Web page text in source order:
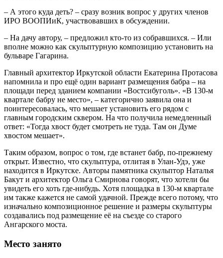
– А этого куда деть? – сразу возник вопрос у других членов
ИРО ВООПИиК, участвовавших в обсуждении.
– На дачу автору, – предложил кто-то из собравшихся. – Или
вполне можно как скульптурную композицию установить на
бульваре Гагарина.
Главный архитектор Иркутской области Екатерина Протасова
напомнила и про ещё один вариант размещения бабра – на
площади перед зданием компании «Востсибуголь». «В 130-м
квартале бабру не место», – категорично заявила она и
поинтересовалась, что мешает установить его рядом с
главным городским сквером. На что получила немедленный
ответ: «Тогда хвост будет смотреть не туда. Там он Думе
хвостом мешает».
Таким образом, вопрос о том, где встанет бабр, по-прежнему
открыт. Известно, что скульптура, отлитая в Улан-Удэ, уже
находится в Иркутске. Авторы памятника скульптор Наталья
Бакут и архитектор Ольга Смирнова говорят, что хотели бы
увидеть его хоть где-нибудь. Хотя площадка в 130-м квартале
им также кажется не самой удачной. Прежде всего потому, что
изначально композиционное решение и размеры скульптуры
создавались под размещение её на съезде со старого
Ангарского моста.
Место занято